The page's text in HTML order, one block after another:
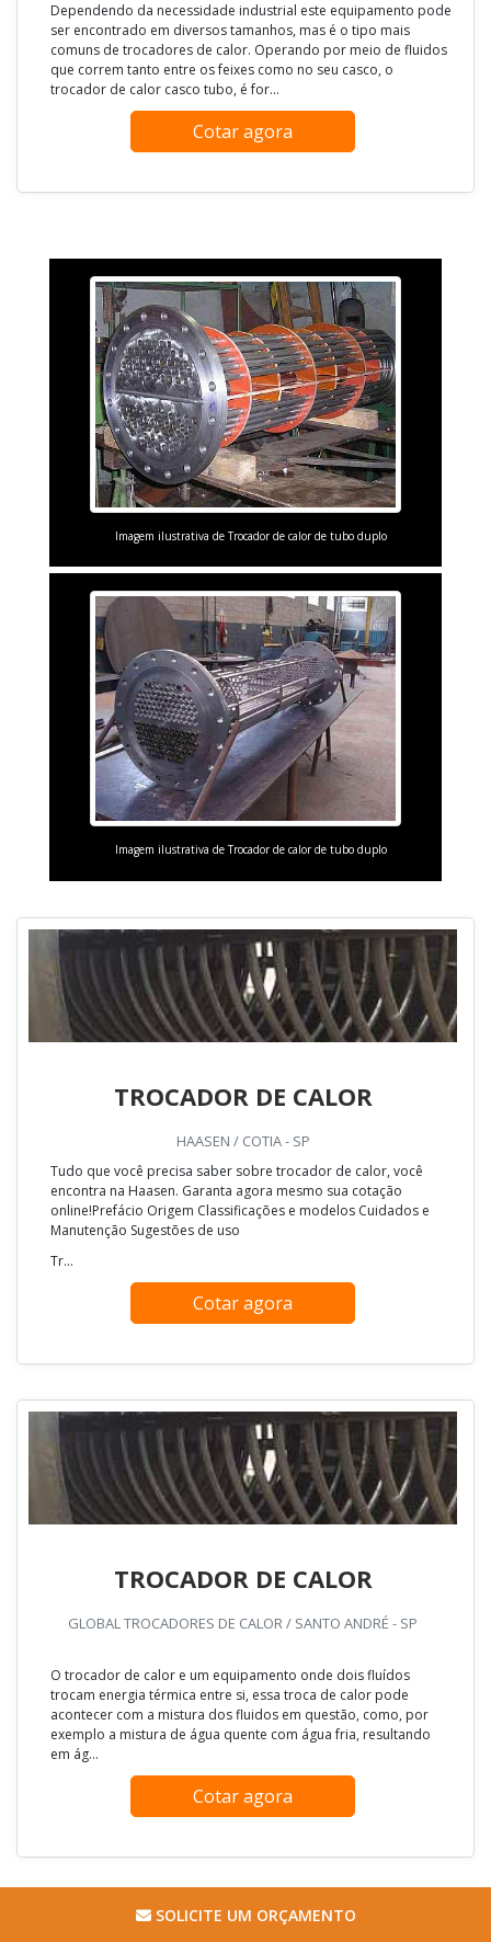
Dependendo da necessidade industrial este equipamento pode
ser encontrado em diversos tamanhos, mas é o tipo mais
comuns de trocadores de calor. Operando por meio de fluidos
que correm tanto entre os feixes como no seu casco, o
trocador de calor casco tubo, é for...
Cotar agora
Imagem ilustrativa de Trocador de calor de tubo duplo
Imagem ilustrativa de Trocador de calor de tubo duplo
TROCADOR DE CALOR
HAASEN / COTIA - SP
Tudo que você precisa saber sobre trocador de calor, você
encontra na Haasen. Garanta agora mesmo sua cotação
online!Prefácio Origem Classificações e modelos Cuidados e
Manutenção Sugestões de uso
Tr...
Cotar agora
TROCADOR DE CALOR
GLOBAL TROCADORES DE CALOR / SANTO ANDRÉ - SP
O trocador de calor e um equipamento onde dois fluídos
trocam energia térmica entre si, essa troca de calor pode
acontecer com a mistura dos fluidos em questão, como, por
exemplo a mistura de água quente com água fria, resultando
em ág...
Cotar agora
SOLICITE UM ORÇAMENTO